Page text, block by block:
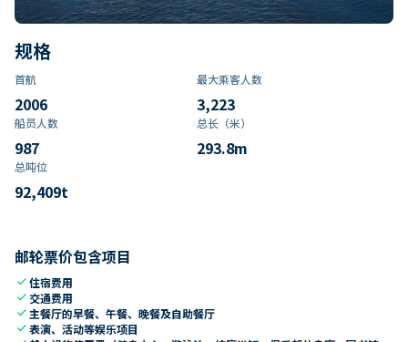
规格
首航
2006
最大乘客人数
3,223
船员人数
987
总长（米）
293.8m
总吨位
92,409t
邮轮票价包含项目
check住宿费用
check 交通费用
check 主餐厅的早餐、午餐、晚餐及自助餐厅
check表演、活动等娱乐项目